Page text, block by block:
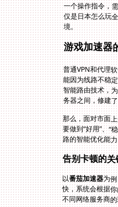
境。
游戏加速器
普通VPN和代理
能因为线路不稳
智能路由技术，
务器之间，修建
那么，面对市面
路的智能优化能
告别卡顿的
以番茄加速器为
快，
不同网络服务商